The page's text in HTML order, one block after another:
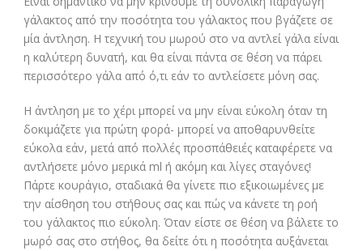
γάλακτος από την ποσότητα του γάλακτος που βγάζετε σε
μία άντληση. Η τεχνική του μωρού στο να αντλεί γάλα είναι
η καλύτερη δυνατή, και θα είναι πάντα σε θέση να πάρει
περισσότερο γάλα από ό,τι εάν το αντλείσετε μόνη σας.
Η άντληση με το χέρι μπορεί να μην είναι εύκολη όταν τη
δοκιμάζετε για πρώτη φορά- μπορεί να αποθαρυνθείτε
εύκολα εάν, μετά από πολλές προσπάθειές καταφέρετε να
αντλήσετε μόνο μερικά ml ή ακόμη και λίγες σταγόνες!
Πάρτε κουράγιο, σταδιακά θα γίνετε πιο εξικοιωμένες με
την αίσθηση του στήθους σας και πώς να κάνετε τη ροή
του γάλακτος πιο εύκολη. Όταν είστε σε θέση να βάλετε το
μωρό σας στο στήθος, θα δείτε ότι η ποσότητα αυξάνεται